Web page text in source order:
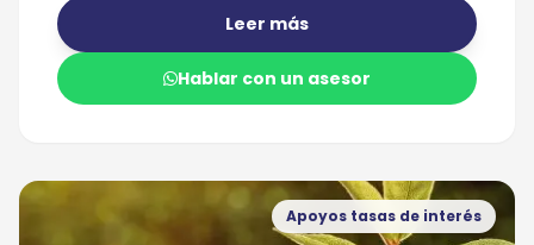
Leer más
Hablar con un asesor
Apoyos tasas de interés